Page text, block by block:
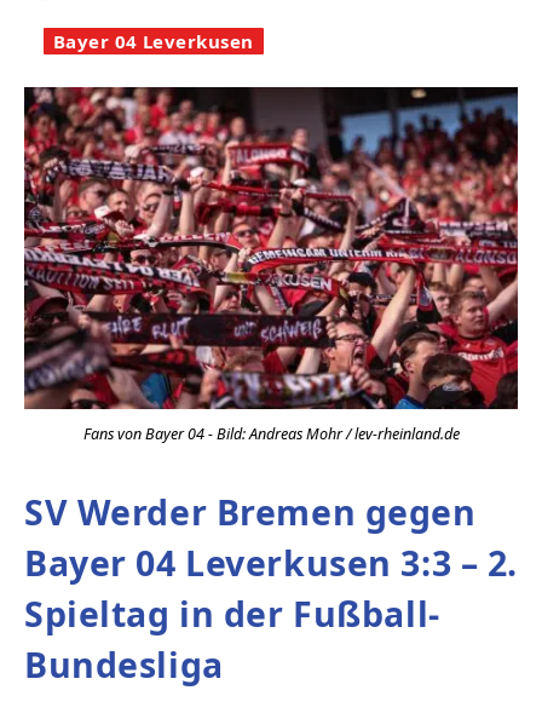
Bayer 04 Leverkusen
Fans von Bayer 04 - Bild: Andreas Mohr / lev-rheinland.de
SV Werder Bremen gegen
Bayer 04 Leverkusen 3:3 – 2.
Spieltag in der Fußball-
Bundesliga